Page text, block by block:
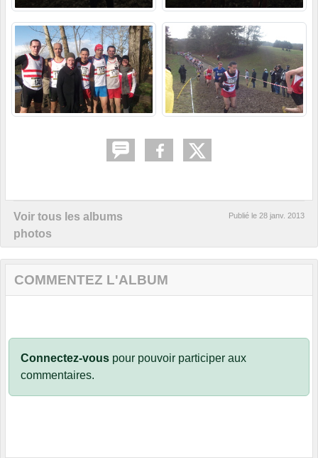
Voir tous les albums
photos
Publié le 28 janv. 2013
COMMENTEZ L'ALBUM
Connectez-vous pour pouvoir participer aux
commentaires.